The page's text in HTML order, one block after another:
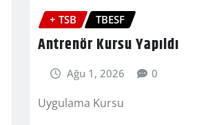
+ TSB TBESF
Antrenör Kursu Yapıldı
Ağu 1, 2026 0
Uygulama Kursu